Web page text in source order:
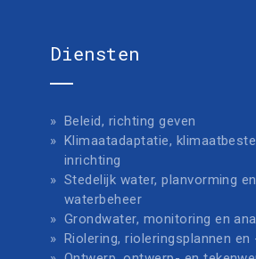
Diensten
Beleid, richting geven
Klimaatadaptatie,
inrichting
Stedelijk water, planvorming
waterbeheer
Grondwater, monitoring en
Riolering, rioleringsplannen en